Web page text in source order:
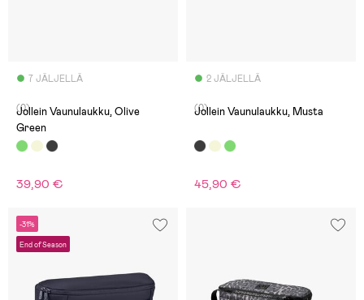
7 JÄLJELLÄ
(0)
Jollein Vaunulaukku, Olive
Green
39,90 €
2 JÄLJELLÄ
(0)
Jollein Vaunulaukku, Musta
45,90 €
-31%
End of Season